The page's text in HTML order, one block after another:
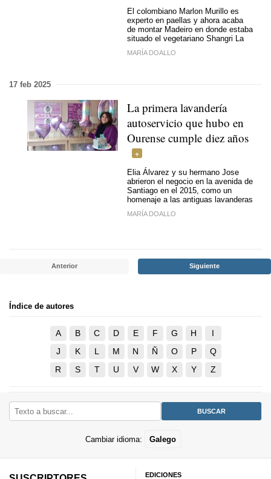
El colombiano Marlon Murillo es
experto en paellas y ahora acaba
de montar Madeiro en donde estaba
situado el vegetariano Shangri La
MARÍA DOALLO
17 feb 2025
La primera lavandería
autoservicio que hubo en
Ourense cumple diez años
Elia Álvarez y su hermano Jose
abrieron el negocio en la avenida de
Santiago en el 2015, como un
homenaje a las antiguas lavanderas
MARÍA DOALLO
Anterior Siguiente
Índice de autores
A B C D E F G H
I
J
K L M N Ñ O P
Q
R
S T U V W X Y Z
Cambiar idioma: Galego
EDICIONES